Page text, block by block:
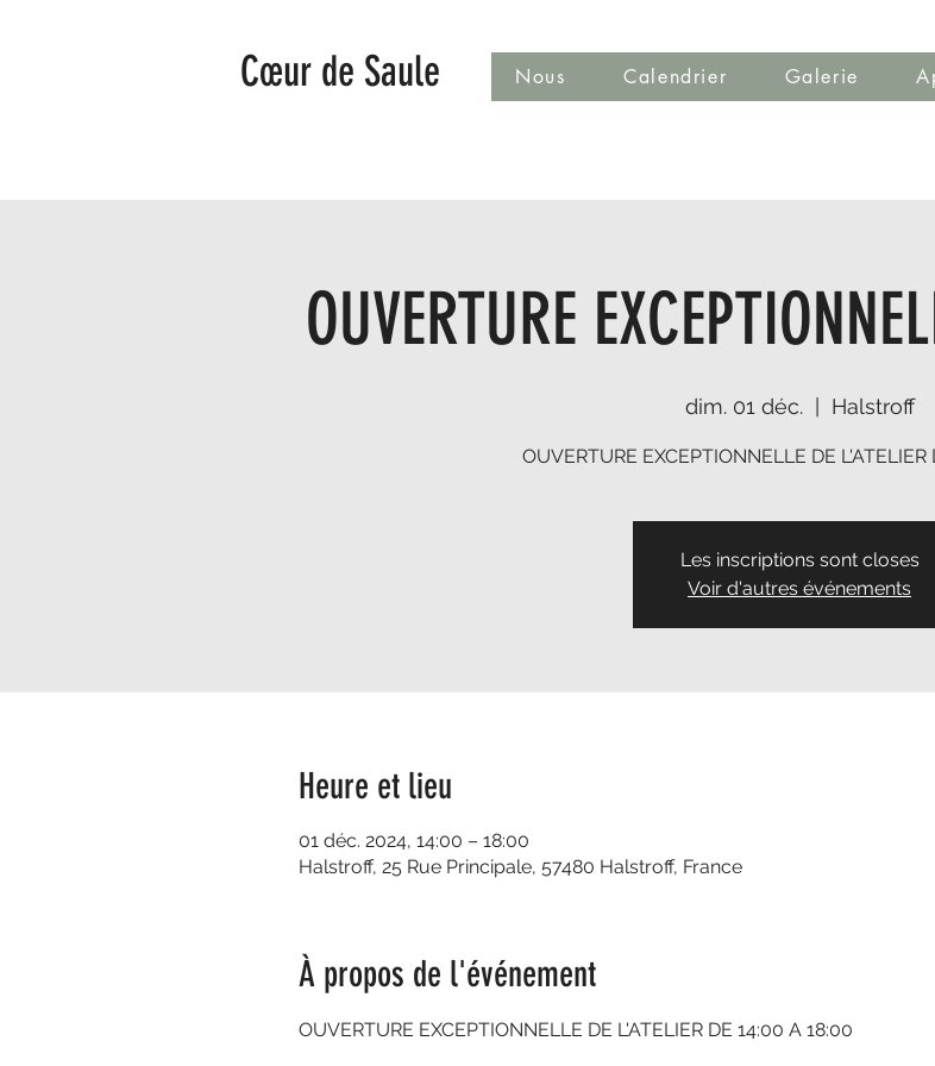
Cœur de Saule Nous Calendrier Galerie
OUVERTURE
dim. 01 déc.
  |
Halstroff
OUVERTURE EXCEPTIONNELLE DE L'ATELIER
Les inscriptions sont closes
Voir d'autres événements
Heure et lieu
01 déc. 2024, 14:00 – 18:00
Halstroff, 25 Rue Principale, 57480 Halstroff, France
À propos de l'événement
OUVERTURE EXCEPTIONNELLE DE L'ATELIER DE 14:00 A 18:00